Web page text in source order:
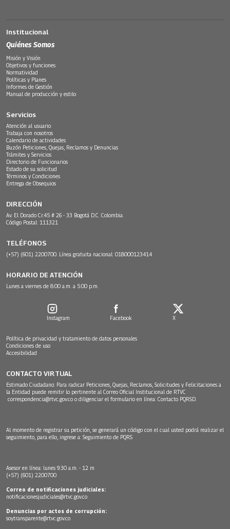
Institucional
Quiénes Somos
Misión y Visión
Objetivos y funciones
Normatividad
Políticas y Planes
Informes de Gestión
Manual de producción y estilo
Servicios
Atención al usuario
Trabaja con nosotros
Calendario de actividades
Buzón Peticiones, Quejas, Reclamos y Denuncias
Trámites y Servicios
Directorio de Funcionarios
Estado de su solicitud
Términos y Condiciones
Entrega de Obsequios
DIRECCIÓN
Av. El Dorado Cr.45 # 26 - 33 Bogotá D.C. Colombia.
Código Postal: 111321
TELÉFONOS
(+57) (601) 2200700. Línea gratuita nacional: 018000123414
HORARIO DE ATENCIÓN
Lunes a viernes de 8:00 a.m. a 5:00 p.m.
Instagram Facebook X
Política de privacidad y tratamiento de datos personales
Condiciones de uso
Accesibilidad
CONTACTO VIRTUAL
Estimado Ciudadano: Para radicar Peticiones, Quejas, Reclamos, Solicitudes y Felicitaciones a
la Entidad puede remitir lo pertinente al Correo Oficial Institucional de RTVC
correspondencia@rtvc.gov.co o diligenciar el formulario en línea: Contacto PQRSD.
Al momento de registrar su petición, se generará un código con el cual usted podrá realizar el
seguimiento, para ello, ingrese a: Seguimiento de PQRS
Asesor en línea: lunes 9:30 a.m. - 12 m
(+57) (601) 2200700
Correo de notificaciones judiciales:
notificacionesjudiciales@rtvc.gov.co
Denuncias por actos de corrupción:
soytransparente@rtvc.gov.co